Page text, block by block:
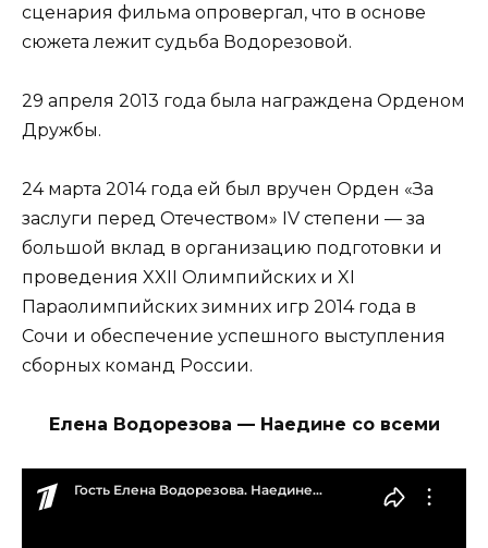
сценария фильма опровергал, что в основе
сюжета лежит судьба Водорезовой.
29 апреля 2013 года была награждена Орденом
Дружбы.
24 марта 2014 года ей был вручен Орден «За
заслуги перед Отечеством» IV степени — за
большой вклад в организацию подготовки и
проведения XXII Олимпийских и XI
Параолимпийских зимних игр 2014 года в
Сочи и обеспечение успешного выступления
сборных команд России.
Елена Водорезова — Наедине со всеми